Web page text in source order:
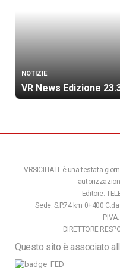
NOTIZIE
VR News Edizione
VRSICILIA.IT è una testata
Editore:
Sede: S.P.74 km 0+400
DIRETTORE
Questo sito è associato